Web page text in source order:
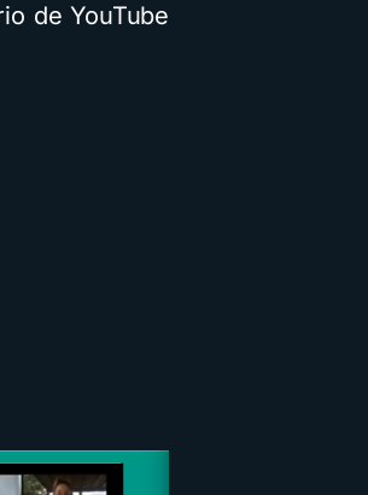
de YouTube